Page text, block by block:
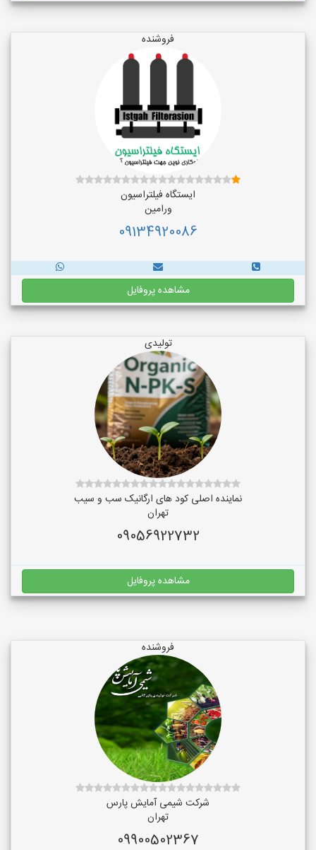
فروشنده
ایستگاه فیلتراسیون
ورامین
09134920086
مشاهده پروفایل
تولیدی
نماینده اصلی کود های ارگانیک سب و سیب
تهران
09056922732
مشاهده پروفایل
فروشنده
شرکت شیمی آمایش پارس
تهران
09900502367